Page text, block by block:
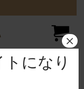
になり
×